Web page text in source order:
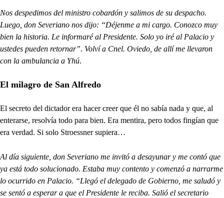
Nos despedimos del ministro cobardón y salimos de su despacho.
Luego, don Severiano nos dijo: “Déjenme a mi cargo. Conozco muy
bien la historia. Le informaré al Presidente. Solo yo iré al Palacio y
ustedes pueden retornar”. Volví a Cnel. Oviedo, de allí me llevaron
con la ambulancia a Yhú.
El milagro de San Alfredo
El secreto del dictador era hacer creer que él no sabía nada y que, al
enterarse, resolvía todo para bien. Era mentira, pero todos fingían que
era verdad. Si solo Stroessner supiera…
Al día siguiente, don Severiano me invitó a desayunar y me contó que
ya está todo solucionado. Estaba muy contento y comenzó a narrarme
lo ocurrido en Palacio. “Llegó el delegado de Gobierno, me saludó y
se sentó a esperar a que el Presidente le reciba. Salió el secretario